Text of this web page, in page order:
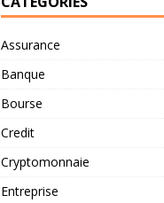
Assurance
Banque
Bourse
Credit
Cryptomonnaie
Entreprise